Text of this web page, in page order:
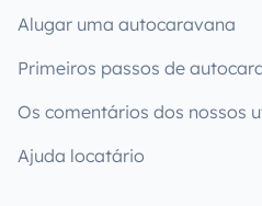
Alugar uma autocaravana
Primeiros passos de
Os comentários dos nossos
Ajuda locatário